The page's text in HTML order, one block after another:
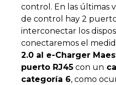
control. En las últimas
de control hay 2
interconectar los
conectaremos el
2.0 al e-Charger
puerto RJ45 con un
categoría 6, como